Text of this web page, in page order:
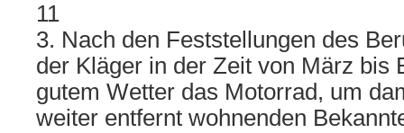
11
3. Nach den Feststellungen des
der Kläger in der Zeit von März bis
gutem Wetter das Motorrad, um
weiter entfernt wohnenden